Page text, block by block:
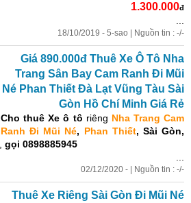
1.300.000đ
18/10/2019 - 5-sao | Nguồn tin : -/-
Giá 890.000đ Thuê Xe Ô Tô Nha
Trang Sân Bay Cam Ranh Đi Mũi
Né Phan Thiết Đà Lạt Vũng Tàu Sài
Gòn Hồ Chí Minh Giá Rẻ
Cho thuê Xe ô tô riêng Nha Trang Cam
Ranh Đi Mũi Né, Phan Thiết, Sài Gòn,
gọi 0898885945
02/12/2020 - | Nguồn tin : -/-
Thuê Xe Riêng Sài Gòn Đi Mũi Né